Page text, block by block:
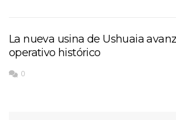
La nueva usina de Ushuaia
operativo histórico
0